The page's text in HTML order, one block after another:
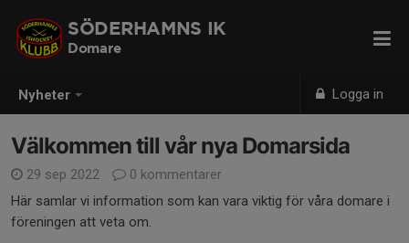
Nyheter Logga in
SÖDERHAMNS IK
Domare
Välkommen till vår nya Domarsida
29 sep 2022
0 kommentarer
Här samlar vi information som kan vara viktig för våra domare i
föreningen att veta om.